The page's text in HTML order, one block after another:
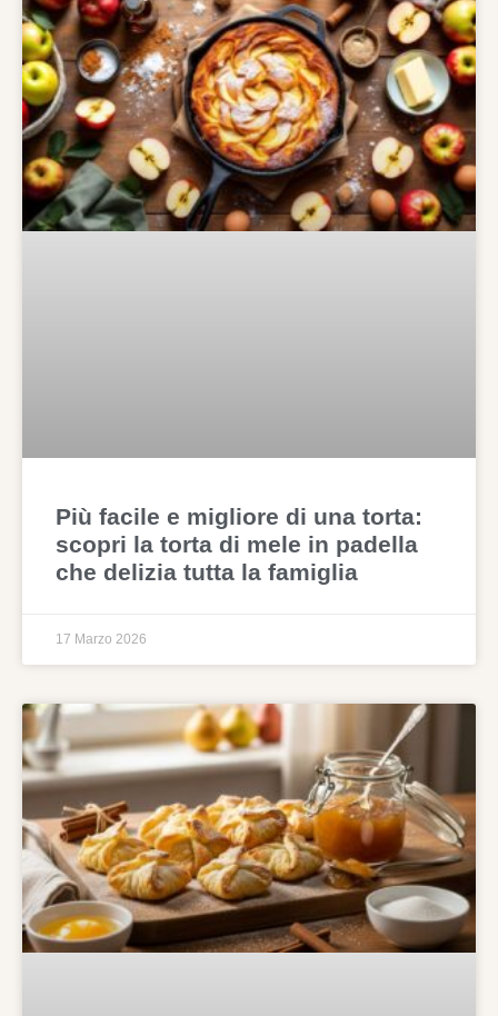
Più facile e migliore di una torta:
scopri la torta di mele in padella
che delizia tutta la famiglia
17 Marzo 2026